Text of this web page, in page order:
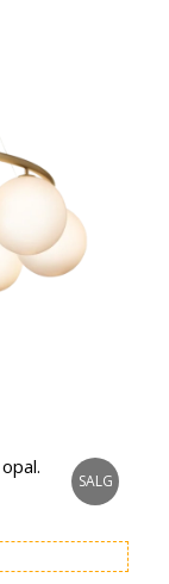
Nåværende
SALG